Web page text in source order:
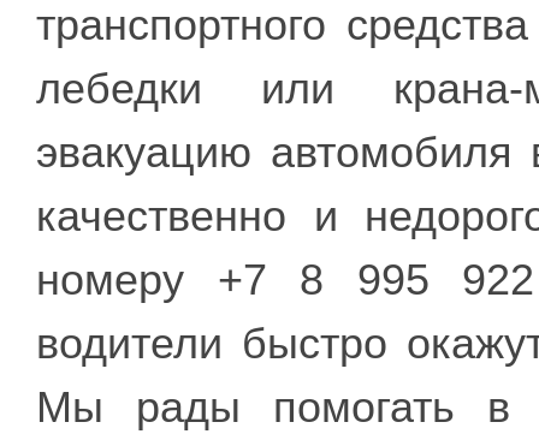
транспортного
лебедки или крана-
эвакуацию
качественно и
номеру +7 8 995
водители быстро
Мы рады помогать в